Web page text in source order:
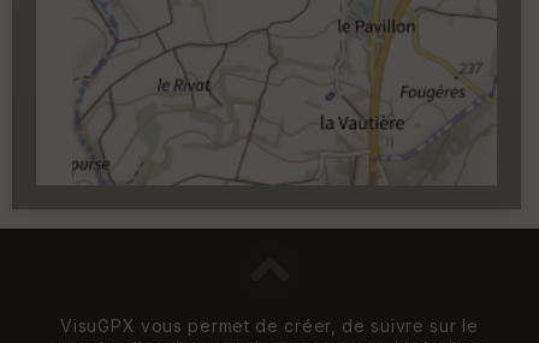
Carroyage UTM
(1km à partir du niveau de
zoom 14)
VisuGPX vous permet de créer, de suivre sur le